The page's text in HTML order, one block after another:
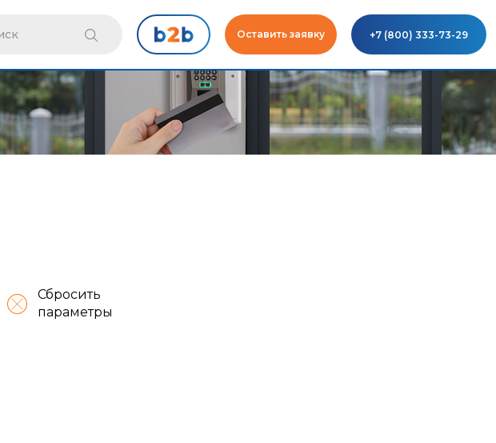
Оставить заявку +7 (800) 333-73-29
Сбросить
параметры